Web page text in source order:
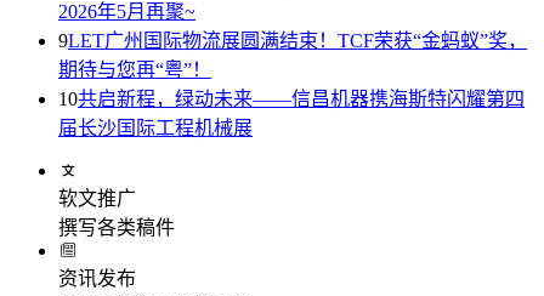
2026年5月再聚~
9LET广州国际物流展圆满结束！TCF荣获“金蚂蚁”奖，
期待与您再“粤”！
10共启新程，绿动未来——信昌机器携海斯特闪耀第四
届长沙国际工程机械展
软文推广
撰写各类稿件
资讯发布